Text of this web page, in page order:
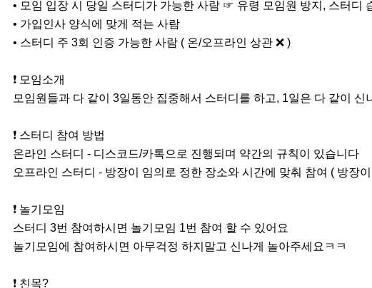
• 모임 입장 시 당일 스터디가 가능한 사람 ☞ 유령 모임원 방지, 스터디
• 가입인사 양식에 맞게 적는 사람
• 스터디 주 3회 인증 가능한 사람 ( 온/오프라인 상관 ❌️ )
❗️ 모임소개
모임원들과 다 같이 3일동안 집중해서 스터디를 하고, 1일은 다 같이
❗️ 스터디 참여 방법
온라인 스터디 - 디스코드/카톡으로 진행되며 약간의 규칙이 있습니다
오프라인 스터디 - 방장이 임의로 정한 장소와 시간에 맞춰 참여 ( 방장
❗️ 놀기모임
스터디 3번 참여하시면 놀기모임 1번 참여 할 수 있어요
놀기모임에 참여하시면 아무걱정 하지말고 신나게 놀아주세요ㅋㅋ
❗️ 친목?